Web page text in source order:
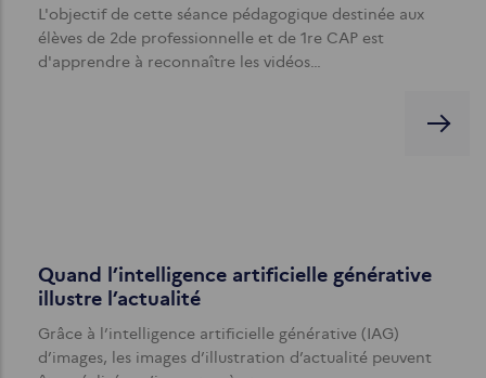
L'objectif de cette séance pédagogique destinée aux
élèves de 2de professionnelle et de 1re CAP est
d'apprendre à reconnaître les vidéos…
Quand l’intelligence artificielle générative
illustre l’actualité
Grâce à l’intelligence artificielle générative (IAG)
d’images, les images d’illustration d’actualité peuvent